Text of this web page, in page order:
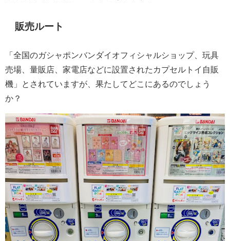
販売ルート
「全国のガシャポンバンダイオフィシャルショップ、玩具
売場、量販店、家電店などに設置されたカプセルトイ⾃販
機」とされていますが、果たしてどこにあるのでしょう
か？